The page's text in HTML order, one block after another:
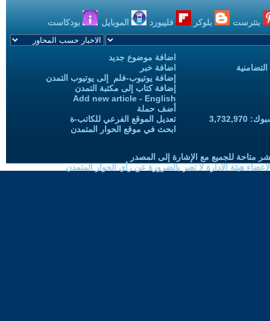
بنترست بلوكر فليبورد الموبايل بودكاست
اضافة موضوع جديد
اضافة خبر
إضافة يوتيوب-فلم إلى يوتيوب التمدن
إضافة كتاب إلى مكتبة التمدن
Add new article - English
أضف حملة
تعديل الموقع الفرعي للكاتب-ة
ابحث في موقع الحوار المتمدن
متاحة للجميع مع الإشارة إلى المصدر
هيئة الادارة لا تعبر بالضرورة عن رأي الحوار المتمدن